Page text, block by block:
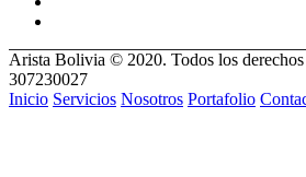
Arista Bolivia © 2020. Todos los
307230027
Inicio Servicios Nosotros Portafolio